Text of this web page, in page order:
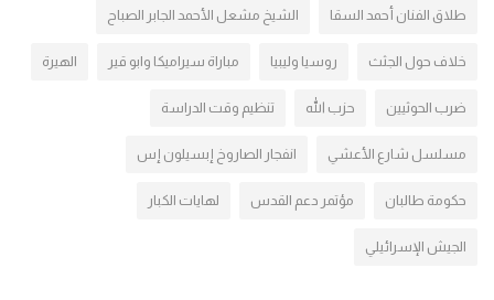
طلاق الفنان أحمد السقا الشيخ مشعل الأحمد الجابر الصباح
خلاف حول الجثث روسيا وليبيا مباراة سيراميكا وابو قير الهيرة
ضرب الحوثيين حزب الله تنظيم وقت الدراسة
مسلسل شارع الأعشي انفجار الصاروخ إبسيلون إس
حكومة طالبان مؤتمر دعم القدس لهايات الكبار
الجيش الإسرائيلي